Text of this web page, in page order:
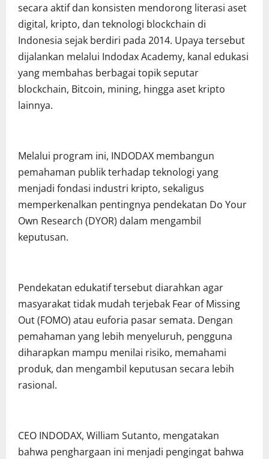
secara aktif dan konsisten mendorong literasi aset
digital, kripto, dan teknologi blockchain di
Indonesia sejak berdiri pada 2014. Upaya tersebut
dijalankan melalui Indodax Academy, kanal edukasi
yang membahas berbagai topik seputar
blockchain, Bitcoin, mining, hingga aset kripto
lainnya.
Melalui program ini, INDODAX membangun
pemahaman publik terhadap teknologi yang
menjadi fondasi industri kripto, sekaligus
memperkenalkan pentingnya pendekatan Do Your
Own Research (DYOR) dalam mengambil
keputusan.
Pendekatan edukatif tersebut diarahkan agar
masyarakat tidak mudah terjebak Fear of Missing
Out (FOMO) atau euforia pasar semata. Dengan
pemahaman yang lebih menyeluruh, pengguna
diharapkan mampu menilai risiko, memahami
produk, dan mengambil keputusan secara lebih
rasional.
CEO INDODAX, William Sutanto, mengatakan
bahwa penghargaan ini menjadi pengingat bahwa